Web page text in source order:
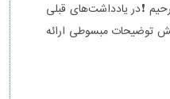
❗️در یادداشت‌های قبلی
توضیحات مبسوطی ارائه